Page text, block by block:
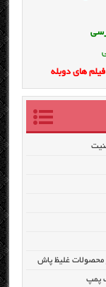
های دوبله
محصولات غلیظ پاش
پمپ